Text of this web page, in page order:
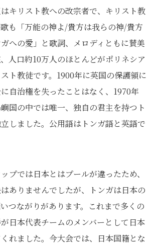
はキリスト教への改宗者で、キリスト教
も「万能の神よ/貴方は我らの神/貴方
への愛」と歌詞、メロディともに賛美
人口約10万人のほとんどがポリネシア
ト教徒です。1900年に英国の保護領に
自治権を失ったことはなく、1970年
国の中では唯一、独自の君主を持つト
しました。公用語はトンガ語と英語で
プでは日本とはプールが違ったため、
ありませんでしたが、トンガは日本の
つながりがあります。これまで多くの
日本代表チームのメンバーとして日本
れました。今大会では、日本国籍とな